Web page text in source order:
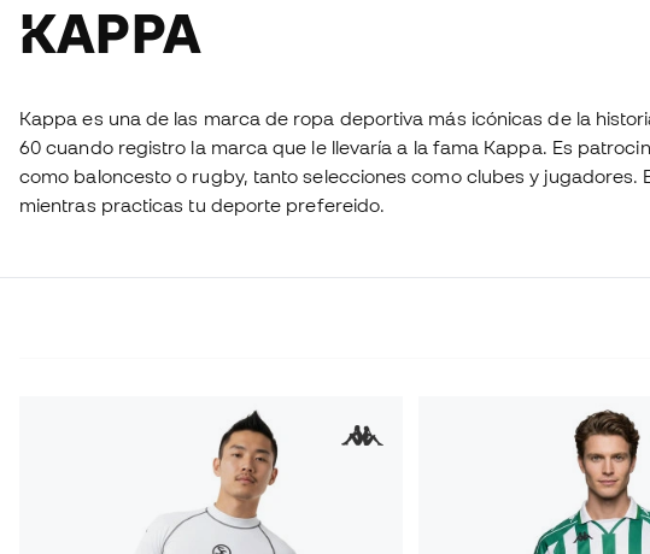
KAPPA
Kappa es una de las marca de ropa deportiva más icónicas de la
60 cuando registro la marca que le llevaría a la fama Kappa. Es
como baloncesto o rugby, tanto selecciones como clubes y
mientras practicas tu deporte prefereido.